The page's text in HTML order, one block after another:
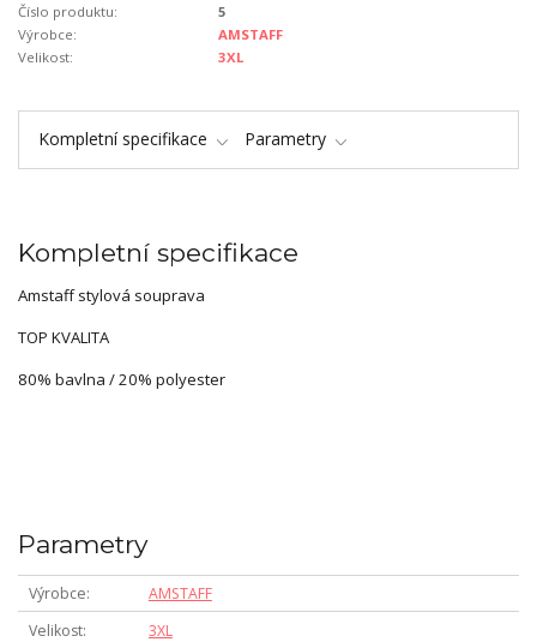
Číslo produktu:
5
Výrobce:
AMSTAFF
Velikost:
3XL
Kompletní specifikace Parametry
Kompletní specifikace
Amstaff stylová souprava
TOP KVALITA
80% bavlna / 20% polyester
Parametry
Výrobce
AMSTAFF
Velikost
3XL